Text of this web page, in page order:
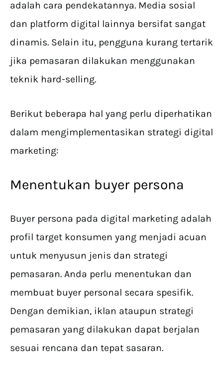
adalah cara pendekatannya. Media sosial
dan platform digital lainnya bersifat sangat
dinamis. Selain itu, pengguna kurang tertarik
jika pemasaran dilakukan menggunakan
teknik hard-selling.
Berikut beberapa hal yang perlu diperhatikan
dalam mengimplementasikan strategi digital
marketing:
Menentukan buyer persona
Buyer persona pada digital marketing adalah
profil target konsumen yang menjadi acuan
untuk menyusun jenis dan strategi
pemasaran. Anda perlu menentukan dan
membuat buyer personal secara spesifik.
Dengan demikian, iklan ataupun strategi
pemasaran yang dilakukan dapat berjalan
sesuai rencana dan tepat sasaran.